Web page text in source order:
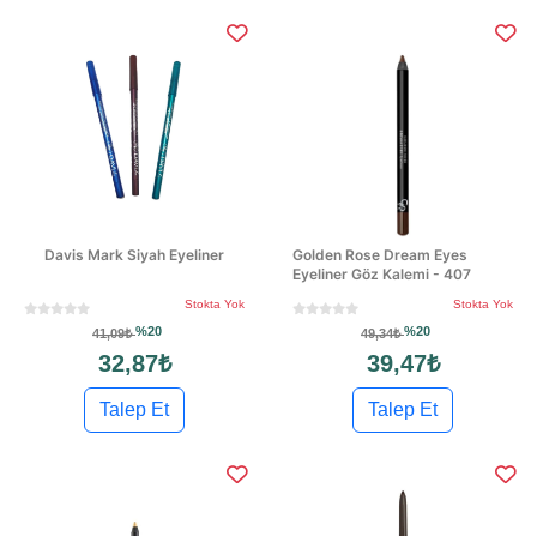
Davis Mark Siyah Eyeliner
Stokta Yok
41,09₺%20
32,87₺
Talep Et
Golden Rose Dream Eyes
Eyeliner Göz Kalemi - 407
Stokta Yok
49,34₺%20
39,47₺
Talep Et